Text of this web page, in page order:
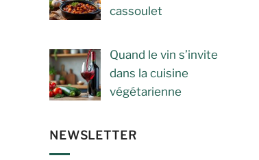
cassoulet
Quand le vin s’invite
dans la cuisine
végétarienne
NEWSLETTER